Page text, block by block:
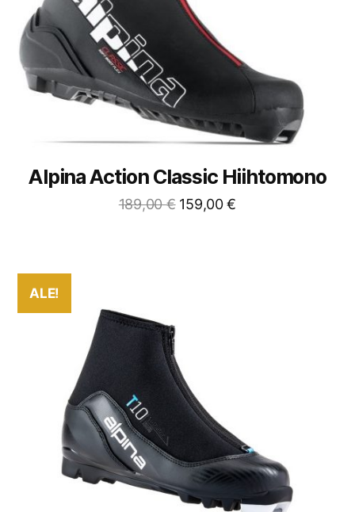
Alpina Action Classic Hiihtomono
189,00€ 159,00€
ALE!